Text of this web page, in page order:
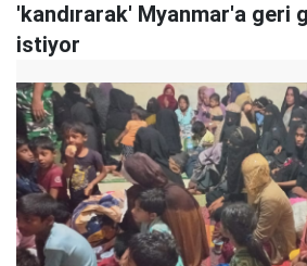
'kandırarak' Myanmar'a geri
istiyor